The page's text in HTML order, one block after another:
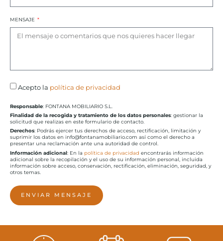
MENSAJE
Acepto la política de privacidad
Responsable: FONTANA MOBILIARIO S.L.
Finalidad de la recogida y tratamiento de los datos personales: gestionar la
solicitud que realizas en este formulario de contacto.
Derechos: Podrás ejercer tus derechos de acceso, rectificación, limitación y
suprimir los datos en info@fontanamobiliario.com así como el derecho a
presentar una reclamación ante una autoridad de control.
Información adicional: En la política de privacidad encontrarás información
adicional sobre la recopilación y el uso de su información personal, incluida
información sobre acceso, conservación, rectificación, eliminación, seguridad, y
otros temas.
ENVIAR MENSAJE